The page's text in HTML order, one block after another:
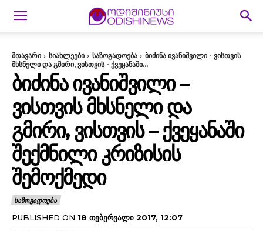
მთავარი სიახლეები საზოგადოება
ბიძინა ივანიშვილი - ვისთვის
მხსნელი და გმირი, ვისთვის - ქვეყანაში...
ᲑᲘᲫᲘᲜᲐ ᲘᲕᲐᲜᲘᲨᲕᲘᲚᲘ –
ᲕᲘᲡᲗᲕᲘᲡ ᲛᲮᲡᲜᲔᲚᲘ ᲓᲐ
ᲒᲛᲘᲠᲘ, ᲕᲘᲡᲗᲕᲘᲡ – ᲥᲕᲔᲧᲐᲜᲐᲨᲘ
ᲨᲔᲥᲛᲜᲘᲚᲘ ᲙᲠᲘᲖᲘᲡᲘᲡ
ᲨᲔᲛᲝᲥᲛᲔᲓᲘ
ᲡᲐᲖᲝᲒᲐᲓᲝᲔᲑᲐ
PUBLISHED ON 18 ᲗᲔᲑᲔᲠᲕᲐᲚᲘ 2017, 12:07